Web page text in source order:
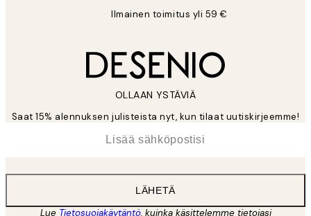
Ilmainen toimitus yli 59 €
OLLAAN YSTÄVIÄ
Saat 15% alennuksen julisteista nyt, kun tilaat uutiskirjeemme!
LÄHETÄ
Lue Tietosuojakäytäntö, kuinka käsittelemme tietojasi